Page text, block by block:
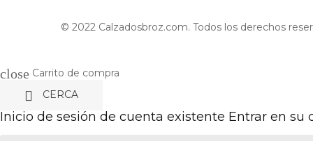
© 2022 Calzadosbroz.com. Todos los derechos
close Carrito de compra
 CERCA
Inicio de sesión de cuenta existente Entrar en su